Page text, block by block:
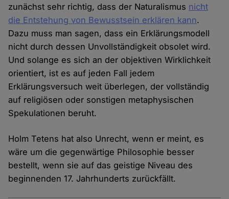
zunächst sehr richtig, dass der Naturalismus nicht
die Entstehung von Bewusstsein erklären kann.
Dazu muss man sagen, dass ein Erklärungsmodell
nicht durch dessen Unvollständigkeit obsolet wird.
Und solange es sich an der objektiven Wirklichkeit
orientiert, ist es auf jeden Fall jedem
Erklärungsversuch weit überlegen, der vollständig
auf religiösen oder sonstigen metaphysischen
Spekulationen beruht.
Holm Tetens hat also Unrecht, wenn er meint, es
wäre um die gegenwärtige Philosophie besser
bestellt, wenn sie auf das geistige Niveau des
beginnenden 17. Jahrhunderts zurückfällt.